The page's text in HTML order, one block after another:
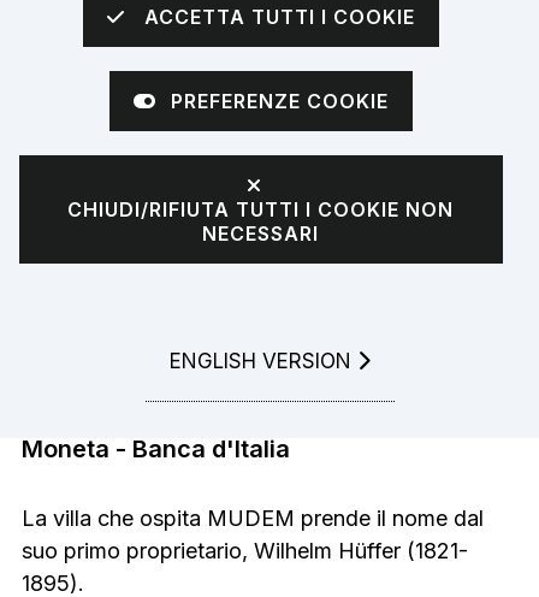
Villa Hüffer
Moneta - Banca d'Italia
La villa che ospita MUDEM prende il nome dal
suo primo proprietario, Wilhelm Hüffer (1821-
1895).
ACCETTA TUTTI I COOKIE
PREFERENZE COOKIE
CHIUDI/RIFIUTA TUTTI I COOKIE NON
NECESSARI
GO TO
ENGLISH VERSION